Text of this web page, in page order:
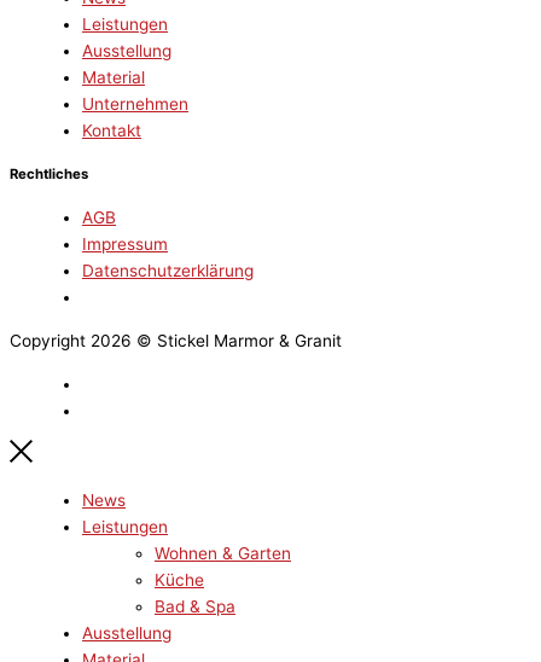
Leistungen
Ausstellung
Material
Unternehmen
Kontakt
Rechtliches
AGB
Impressum
Datenschutzerklärung
Copyright 2026 © Stickel Marmor & Granit
News
Leistungen
Wohnen & Garten
Küche
Bad & Spa
Ausstellung